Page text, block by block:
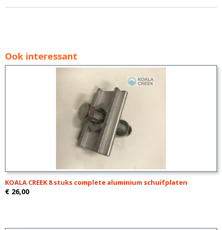
Ook interessant
KOALA CREEK 8 stuks complete aluminium schuifplaten
€ 26,00